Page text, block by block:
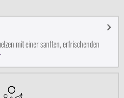
mit einer sanften, erfrischenden